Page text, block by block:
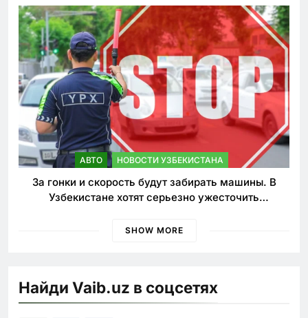
АВТО НОВОСТИ УЗБЕКИСТАНА
За гонки и скорость будут забирать машины. В
Узбекистане хотят серьезно ужесточить
SHOW MORE
Найди Vaib.uz в соцсетях